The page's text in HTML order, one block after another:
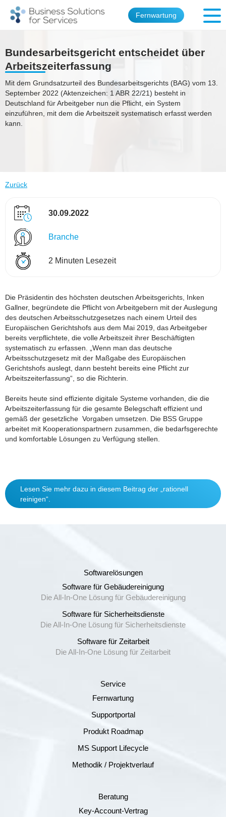
Fernwartung
Bundesarbeitsgericht entscheidet über
Arbeitszeiterfassung
Mit dem Grundsatzurteil des Bundesarbeitsgerichts (BAG) vom 13.
September 2022 (Aktenzeichen: 1 ABR 22/21) besteht in
Deutschland für Arbeitgeber nun die Pflicht, ein System
einzuführen, mit dem die Arbeitszeit systematisch erfasst werden
kann.
Zurück
30.09.2022
Branche
2 Minuten Lesezeit
Die Präsidentin des höchsten deutschen Arbeitsgerichts, Inken
Gallner, begründete die Pflicht von Arbeitgebern mit der Auslegung
des deutschen Arbeitsschutzgesetzes nach einem Urteil des
Europäischen Gerichtshofs aus dem Mai 2019, das Arbeitgeber
bereits verpflichtete, die volle Arbeitszeit ihrer Beschäftigten
systematisch zu erfassen. „Wenn man das deutsche
Arbeitsschutzgesetz mit der Maßgabe des Europäischen
Gerichtshofs auslegt, dann besteht bereits eine Pflicht zur
Arbeitszeiterfassung“, so die Richterin.
Bereits heute sind effiziente digitale Systeme vorhanden, die die
Arbeitszeiterfassung für die gesamte Belegschaft effizient und
gemäß der gesetzliche Vorgaben umsetzen. Die BSS Gruppe
arbeitet mit Kooperationspartnern zusammen, die bedarfsgerechte
und komfortable Lösungen zu Verfügung stellen.
Lesen Sie mehr dazu in diesem Beitrag der „rationell
reinigen“.
Softwarelösungen
Software für Gebäudereinigung
Die All-In-One Lösung für Gebäudereinigung
Software für Sicherheitsdienste
Die All-In-One Lösung für Sicherheitsdienste
Software für Zeitarbeit
Die All-In-One Lösung für Zeitarbeit
Service
Fernwartung
Supportportal
Produkt Roadmap
MS Support Lifecycle
Methodik / Projektverlauf
Beratung
Key-Account-Vertrag